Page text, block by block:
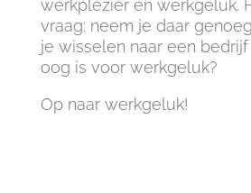
werkplezier en werkgeluk.
vraag: neem je daar
je wisselen naar een
oog is voor werkgeluk?
Op naar werkgeluk!